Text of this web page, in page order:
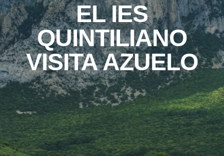
EL IES
QUINTILIANO
VISITA AZUELO